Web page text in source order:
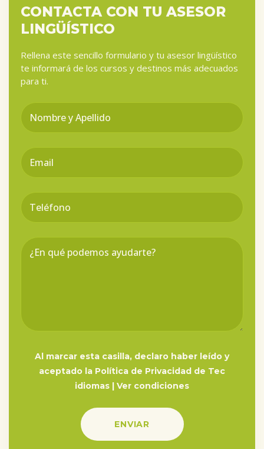
CONTACTA CON TU ASESOR
LINGÜÍSTICO
Rellena este sencillo formulario y tu asesor lingüístico
te informará de los cursos y destinos más adecuados
para ti.
Al marcar esta casilla, declaro haber leído y
aceptado la Política de Privacidad de Tec
idiomas | Ver condiciones